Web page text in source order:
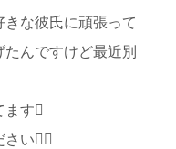
きな彼氏に頑張って
んですけど最近別
ます
さい